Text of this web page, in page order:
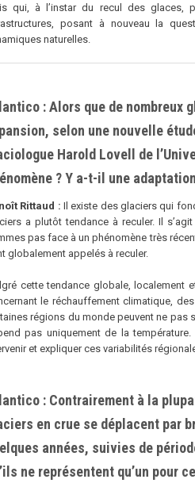
qui, à lʼinstar du recul des glaces,
posant à nouveau la
naturelles.
: Alors que de nombreux
selon une nouvelle
Harold Lovell de
? Y a-t-il une
Rittaud : Il existe des glaciers qui
a plutôt tendance à reculer. Il
pas face à un phénomène très
globalement appelés à reculer.
cette tendance globale, localement
le réchauffement climatique,
régions du monde peuvent ne pas
pas uniquement de la
et expliquer ces variabilités
: Contrairement à la
en crue se déplacent par
années, suivies de
ne représentent quʼun pour